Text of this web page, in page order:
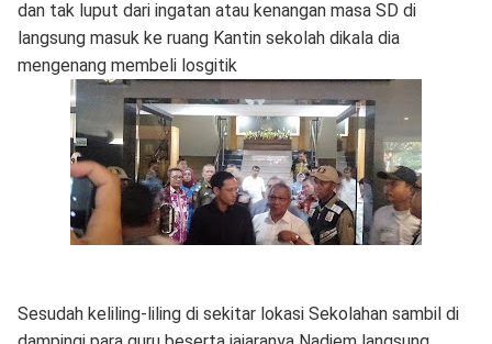
dan tak luput dari ingatan atau kenangan masa SD di
langsung masuk ke ruang Kantin sekolah dikala dia
mengenang membeli losgitik
Sesudah keliling-liling di sekitar lokasi Sekolahan sambil di